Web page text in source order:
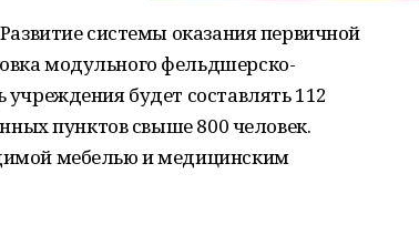
системы оказания первичной
модульного фельдшерско-
будет составлять 112
пунктов свыше 800 человек.
мебелью и медицинским